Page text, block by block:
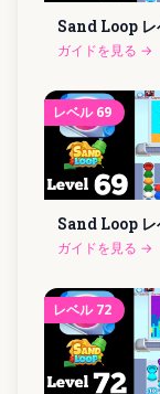
Sand Loop レ
ガイドを見る →
レベル 69
Sand Loop レ
ガイドを見る →
レベル 72